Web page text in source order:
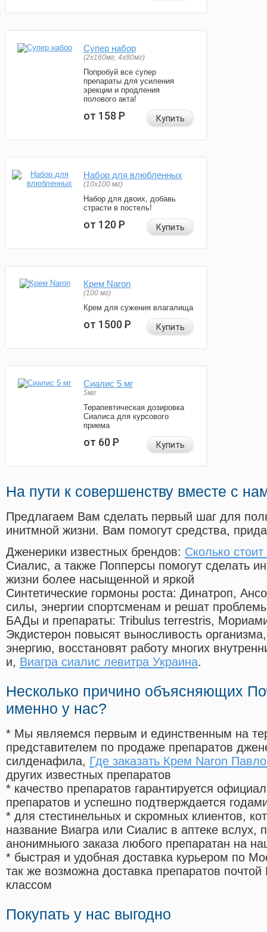
Супер набор
(2х160мг, 4х80мг)
Попробуй все супер
препараты для усиления
эрекции и продления
полового акта!
от 158Р Купить
Набор для влюбленных
(10х100 мг)
Набор для двоих, добавь
страсти в постель!
от 120Р Купить
Крем Naron
(100 мг)
Крем для сужения влагалища
от 1500Р Купить
Сиалис 5 мг
5мг
Терапевтическая дозировка
Сиалиса для курсового
приема
от 60Р Купить
На пути к совершенству вместе с
Предлагаем Вам сделать первый шаг для
инитмной жизни. Вам помогут средства,
Дженерики известных брендов: Сколько
Сиалис, а также Попперсы помогут сделать
жизни более насыщенной и яркой
Синтетические гормоны роста: Динатроп,
силы, энергии спортсменам и решат
БАДы и препараты: Tribulus terrestris,
Экдистерон повысят выносливость
энергию, восстановят работу многих
и, Виагра сиалис левитра Украина.
Несколько причино объясняющих
именно у нас?
* Мы являемся первым и единственным на
представителем по продаже препаратов
силденафила, Где заказать Крем Naron
других известных препаратов
* качество препаратов гарантируется
препаратов и успешно подтверждается
* для стестинельных и скромных клиентов,
название Виагра или Сиалис в аптеке вслух,
анонимныого заказа любого препаратан на
* быстрая и удобная доставка курьером по
так же возможна доставка препаратов
классом
Покупать у нас выгодно